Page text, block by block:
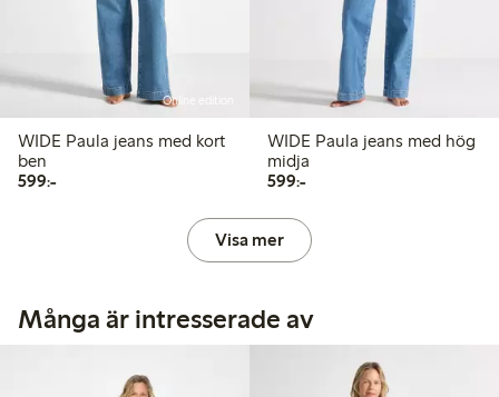
Online edition
WIDE Paula jeans med kort
ben
599:-599,00 kr
WIDE Paula jeans med hög
midja
599:-599,00 kr
Visa mer
Många är intresserade av